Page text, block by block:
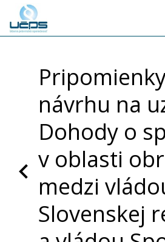
návrhu na
Dohody o
v oblasti
medzi
Slovenskej